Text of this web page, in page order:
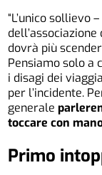
“L’unico sollievo
dovrà più
Pensiamo solo
i disagi dei
per l’incidente.
generale
toccare con
Primo